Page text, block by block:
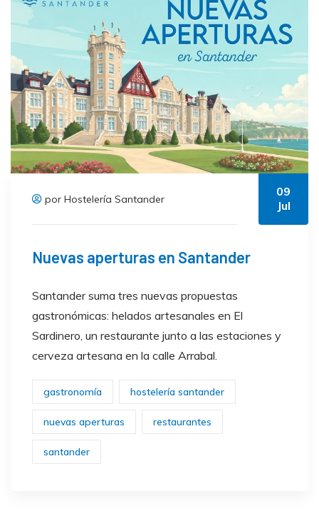
por Hostelería Santander
09
Jul
Nuevas aperturas en Santander
Santander suma tres nuevas propuestas
gastronómicas: helados artesanales en El
Sardinero, un restaurante junto a las estaciones y
cerveza artesana en la calle Arrabal.
gastronomía hostelería santander
nuevas aperturas restaurantes
santander